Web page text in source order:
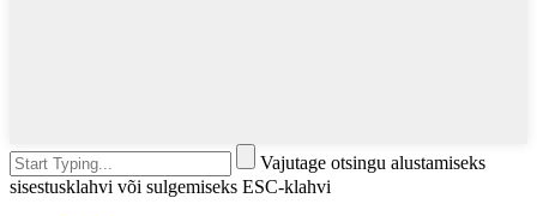
Vajutage otsingu alustamiseks
sisestusklahvi või sulgemiseks ESC-klahvi